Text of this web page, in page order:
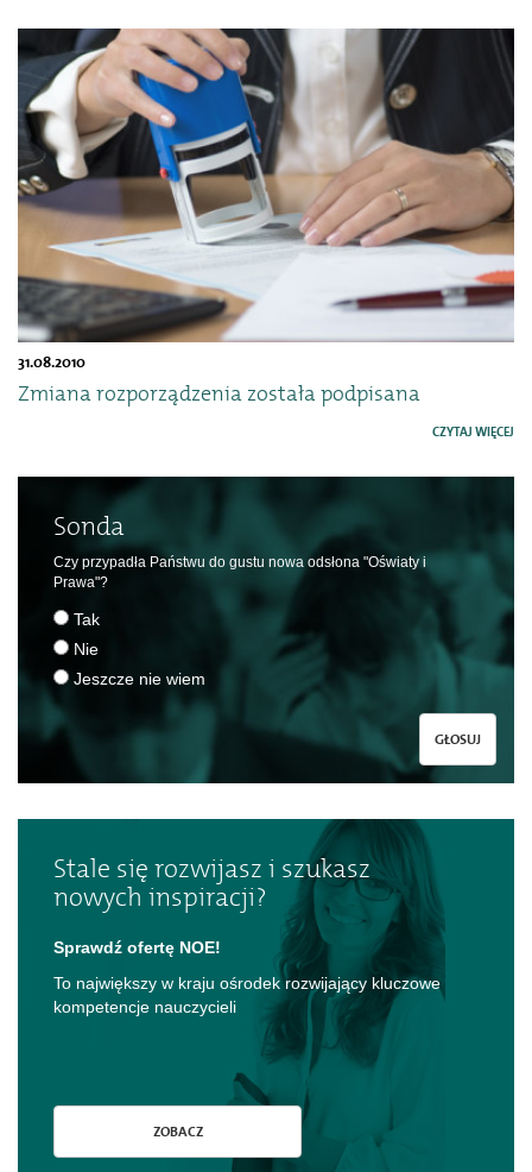
31.08.2010
Zmiana rozporządzenia została podpisana
CZYTAJ WIĘCEJ
Sonda
Czy przypadła Państwu do gustu nowa odsłona "Oświaty i
Prawa"?
Tak
Nie
Jeszcze nie wiem
GŁOSUJ
Stale się rozwijasz i szukasz
nowych inspiracji?
Sprawdź ofertę NOE!
To największy w kraju ośrodek rozwijający kluczowe
kompetencje nauczycieli
ZOBACZ